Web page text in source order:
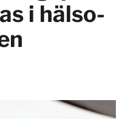
i hälso-